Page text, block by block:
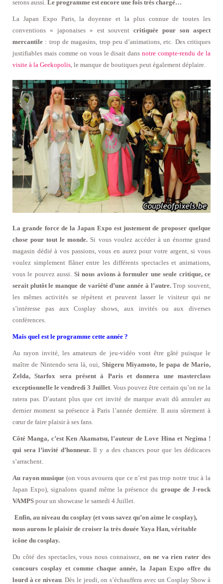
serons aussi. Le programme est encore une fois très chargé…
La Japan Expo Paris, la doyenne et la plus connue de toutes les
conventions « japonaises » est souventcritiquée pour son aspect
mercantile : trop de magasins, trop peu d’animations, etc. Des critiques
justifiables mais comme on vous le disait dansnotre compte-rendu de la
visite à la Geekopolis , le manque de boutiques peut également déplaire.
La grande force de la Japan Expo est justement de proposer quelque
chose pour tout le monde. Si vous voulez accéder à un énorme grand
magasin dédié à vos passions, vous en aurez pour votre argent, si vous
voulez simplement flâner entre les différents spectacles et animations,
vous le pouvez aussi. Si nous avions à formuler une seule critique, ce
serait plutôt le manque de variété d’une année à l’autre.Trop souvent,
les mêmes activités se répètent et peuvent lasser le visiteur qui ne
s’intéresse pas aux Cosplay shows, aux invités ou aux diverses
conférences.
Mais quel est le programme cette année ?
Au rayon invité, les amateurs de jeu-vidéo vont être gâté puisque le
maître de Nintendo sera là, oui, Shigeru Miyamoto, le papa de Mario,
Zelda, Starfox sera présent à Paris et donnera une masterclass
exceptionnelle le vendredi 3 Juillet. Vous pouvez être certain qu’on ne la
ratera pas. D’autant plus que cet invité de marque avait dû annuler au
dernier moment sa présence à Paris l’année dernière. Il aura sûrement à
cœur de faire plaisir à ses fans.
Côté Manga, c’est Ken Akamatsu, l’auteur de Love Hina et Negima !
qui sera l’invité d’honneur. Il y a des chances pour que les dédicaces
s’arrachent.
Au rayon musique (on vous avouera que ce n’est pas trop notre truc à la
Japan Expo), signalons quand même la présence du groupe de J-rock
VAMPS pour un showcase le samedi 4 Juillet.
Enfin, au niveau du cosplay (et vous savez qu’on aime le cosplay),
nous aurons le plaisir de croiser la très douée Yaya Han, véritable
icône du cosplay.
Du côté des spectacles, vous nous connaissez, on ne va rien rater des
concours cosplay et comme chaque année, la Japan Expo offre du
lourd à ce niveau. Dès le jeudi, on s’échauffera avec un Cosplay Show à